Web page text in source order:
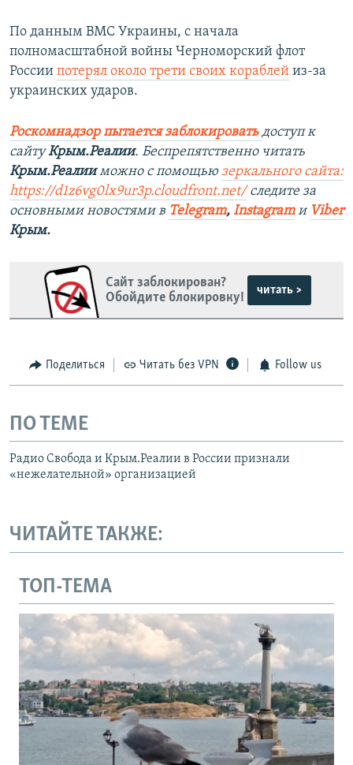
По данным ВМС Украины, с начала
полномасштабной войны Черноморский флот
России потерял около трети своих кораблей из-за
украинских ударов.
Роскомнадзор пытается заблокировать доступ к
сайтуКрым.Реалии. Беспрепятственно читать
Крым.Реалииможно с помощью зеркального сайта:
https://d1z6vg0lx9ur3p.cloudfront.net/ следите за
основными новостями в Telegram, Instagramи Viber
Крым.
Сайт заблокирован?
Обойдите блокировку!
читать >
Поделиться Читать без VPN Follow us
ПО ТЕМЕ
Радио Свобода и Крым.Реалии в России признали
«нежелательной» организацией
ЧИТАЙТЕ ТАКЖЕ:
ТОП-ТЕМА